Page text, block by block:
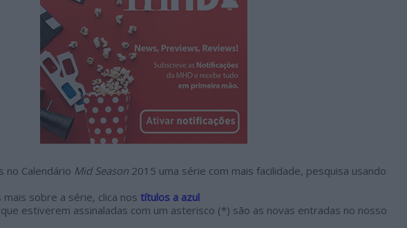
no Calendário Mid Season 2015 uma série com mais facilidade, pesquisa usando
mais sobre a série, clica nos títulos a azul
estiverem assinaladas com um asterisco (*) são as novas entradas no nosso